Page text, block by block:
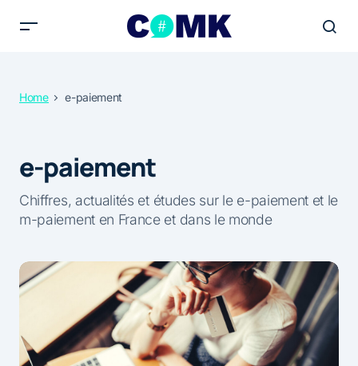
Home e-paiement
e-paiement
Chiffres, actualités et études sur le e-paiement et le
m-paiement en France et dans le monde